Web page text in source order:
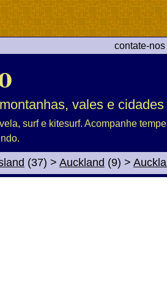
contate-
vales e cidades
surf e kitesurf. Acompanhe
(37) > Auckland (9) >